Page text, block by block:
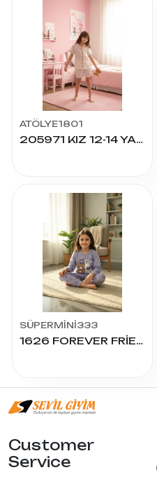
ATÖLYE1801
205971 KIZ 12-14 YAŞ K.KOL ŞORTLU PİJAMA TAKIM
SÜPERMİNİ333
1626 FOREVER FRİEND 1.2.3 YAŞ 2Lİ TAKIM
Customer
Service